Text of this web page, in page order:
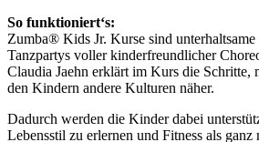
So funktioniert‘s:
Zumba® Kids Jr. Kurse sind unterhaltsame
Tanzpartys voller kinderfreundlicher
Claudia Jaehn erklärt im Kurs die Schritte,
den Kindern andere Kulturen näher.
Dadurch werden die Kinder dabei
Lebensstil zu erlernen und Fitness als